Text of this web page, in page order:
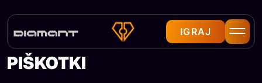
IGRAJ
ODISEJI
PROFESIONALNA
EKIPA
PIŠKOTKI